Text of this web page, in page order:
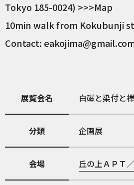
Tokyo 185-0024) >>>Map
10min walk from Kokubunji
Contact:
展覧会名 白磁と染付と
分類 企画展
会場 丘の上ＡＰＴ